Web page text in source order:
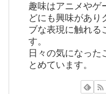
趣味はアニメやゲ
どにも興味があり
ブな表現に触れる
す。
日々の気になった
とめています。